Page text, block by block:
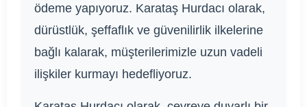
ödeme yapıyoruz. Karataş Hurdacı olarak,
dürüstlük, şeffaflık ve güvenilirlik ilkelerine
bağlı kalarak, müşterilerimizle uzun vadeli
ilişkiler kurmayı hedefliyoruz.